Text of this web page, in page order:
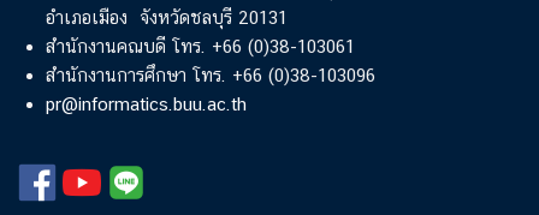
อำเภอเมือง จังหวัดชลบุรี 20131
สำนักงานคณบดี โทร. +66 (0)38-103061
สำนักงานการศึกษา โทร. +66 (0)38-103096
pr@informatics.buu.ac.th